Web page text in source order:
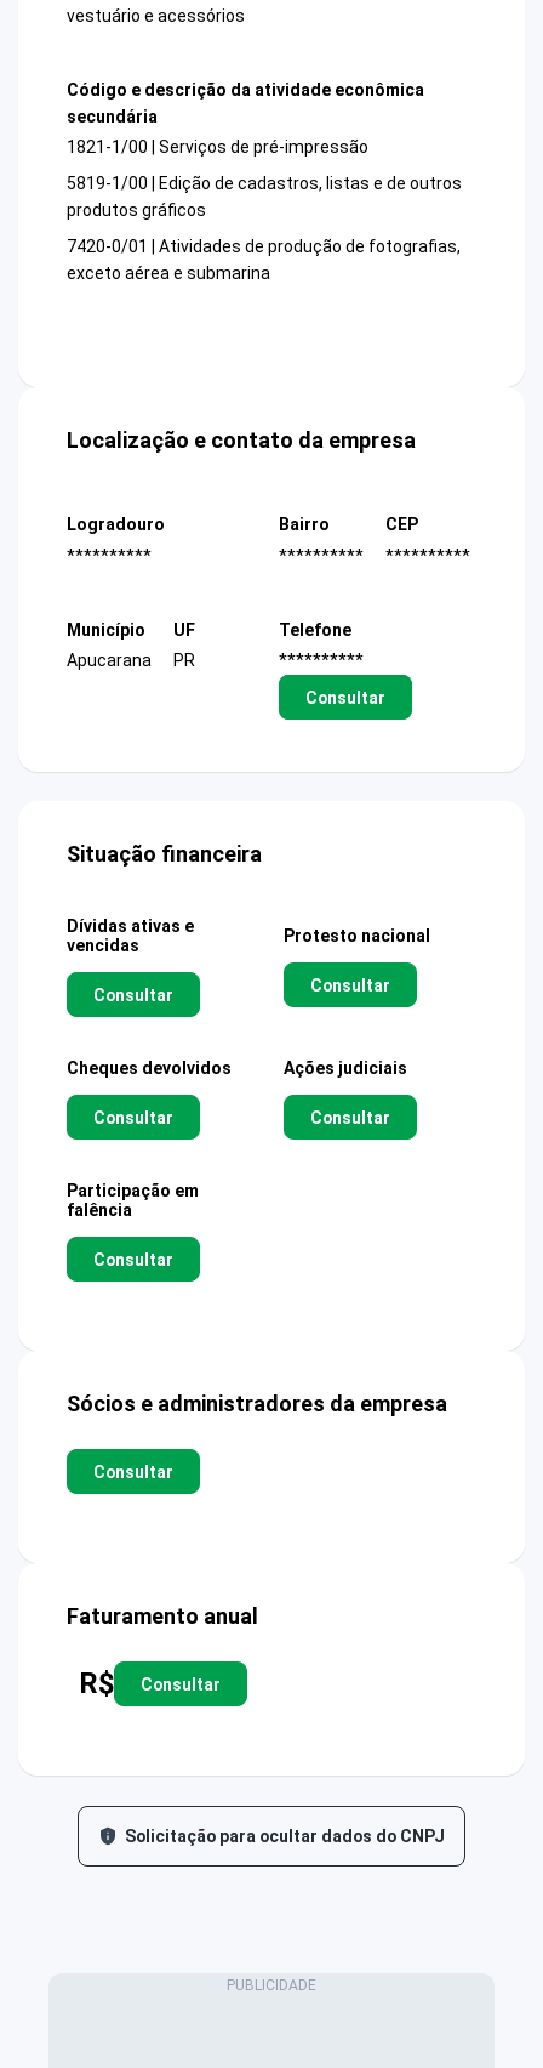
vestuário e acessórios
Código e descrição da atividade econômica
secundária
1821-1/00 | Serviços de pré-impressão
5819-1/00 | Edição de cadastros, listas e de outros
produtos gráficos
7420-0/01 | Atividades de produção de fotografias,
exceto aérea e submarina
Localização e contato da empresa
Logradouro
**********
Bairro
**********
CEP
**********
Município
Apucarana
UF
PR
Telefone
**********
Consultar
Situação financeira
Dívidas ativas e
vencidas
Consultar
Protesto nacional
Consultar
Cheques devolvidos
Consultar
Ações judiciais
Consultar
Participação em
falência
Consultar
Sócios e administradores da empresa
Consultar
Faturamento anual
R$ Consultar
Solicitação para ocultar dados do CNPJ